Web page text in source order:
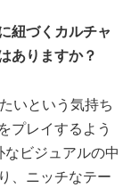
紐づくカルチャ
ありますか？
いという気持ち
プレイするよう
ビジュアルの中
、ニッチなテー